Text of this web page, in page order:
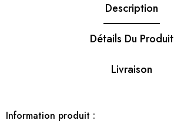
Description
Détails Du Produit
Livraison
Information produit :